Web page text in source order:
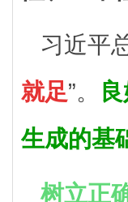
习近平
就足”。
生成的基
树立正